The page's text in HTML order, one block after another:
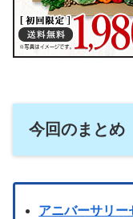
今回のまとめ
アニバーサリー